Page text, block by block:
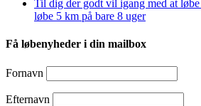
Til dig der godt vil igang med at
løbe 5 km på bare 8 uger
Få løbenyheder i din mailbox
Fornavn
Efternavn